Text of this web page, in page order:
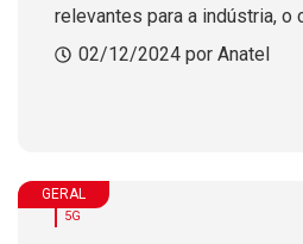
relevantes para a indústria, o
agricultura e a área da saúde
02/12/2024 por Anatel
GERAL
5G